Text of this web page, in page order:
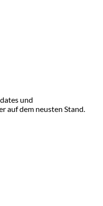
und
auf dem neusten Stand.